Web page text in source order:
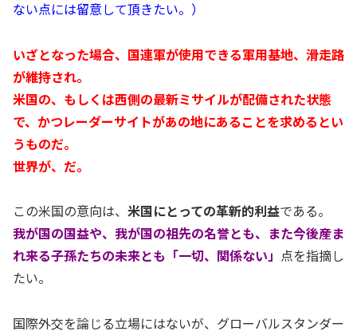
ない点には留意して頂きたい。）
いざとなった場合、国連軍が使用できる軍用基地、滑走路
が維持され。
米国の、もしくは西側の最新ミサイルが配備された状態
で、かつレーダーサイトがあの地にあることを求めるとい
うものだ。
世界が、だ。
この米国の意向は、 米国にとっての革新的利益である。
我が国の国益や、我が国の祖先の名誉とも、また今後産ま
れ来る子孫たちの未来とも「一切、関係ない」 点を指摘し
たい。
国際外交を論じる立場にはないが、グローバルスタンダー